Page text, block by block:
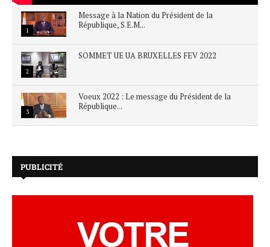
1
Message à la Nation du Président de la
République, S.E.M...
2
SOMMET UE UA BRUXELLES FEV 2022
3
Voeux 2022 : Le message du Président de la
République...
PUBLICITÉ